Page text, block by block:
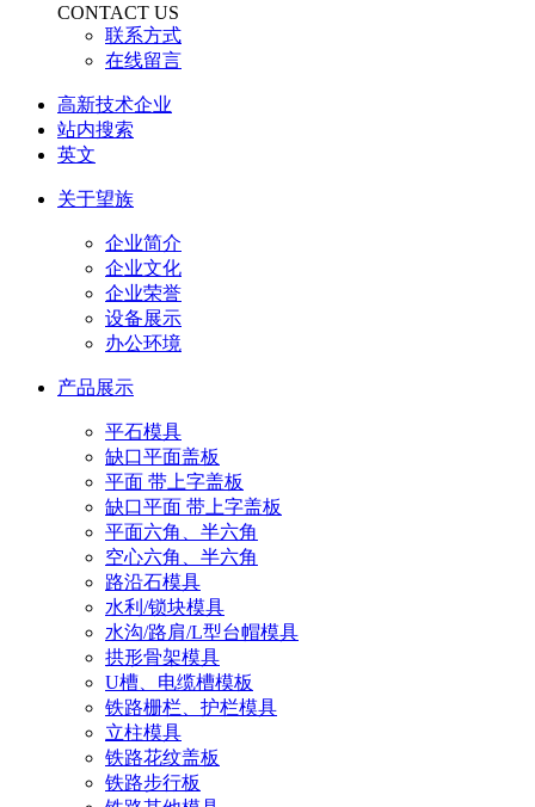
CONTACT US
联系方式
在线留言
高新技术企业
站内搜索
英文
关于望族
企业简介
企业文化
企业荣誉
设备展示
办公环境
产品展示
平石模具
缺口平面盖板
平面 带上字盖板
缺口平面 带上字盖板
平面六角、半六角
空心六角、半六角
路沿石模具
水利/锁块模具
水沟/路肩/L型台帽模具
拱形骨架模具
U槽、电缆槽模板
铁路栅栏、护栏模具
立柱模具
铁路花纹盖板
铁路步行板